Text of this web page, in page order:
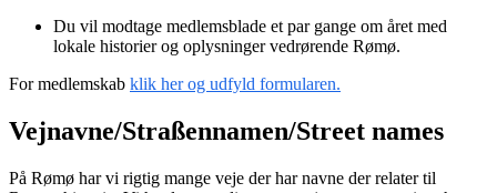
Du vil modtage medlemsblade et par gange om året med
lokale historier og oplysninger vedrørende Rømø.
For medlemskab klik her og udfyld formularen.
Vejnavne/Straßennamen/Street names
På Rømø har vi rigtig mange veje der har navne der relater til